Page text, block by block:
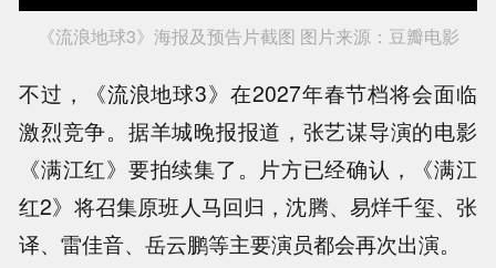
《流浪地球3》海报及预告片截图 图片来源：豆瓣电影
不过，《流浪地球3》在2027年春节档将会面临
激烈竞争。据羊城晚报报道，张艺谋导演的电影
《满江红》要拍续集了。片方已经确认，《满江
红2》将召集原班人马回归，沈腾、易烊千玺、张
译、雷佳音、岳云鹏等主要演员都会再次出演。